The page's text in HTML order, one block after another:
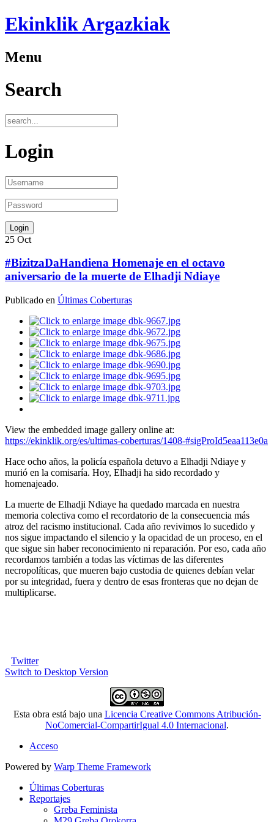
Ekinklik Argazkiak
Menu
Search
Login
25 Oct
#BizitzaDaHandiena Homenaje en el octavo
aniversario de la muerte de Elhadji Ndiaye
Publicado en Últimas Coberturas
View the embedded image gallery online at:
https://ekinklik.org/es/ultimas-coberturas/1408-#sigProId5eaa113e0a
Hace ocho años, la policía española detuvo a Elhadji Ndiaye y
murió en la comisaría. Hoy, Elhadji ha sido recordado y
homenajeado.
La muerte de Elhadji Ndiaye ha quedado marcada en nuestra
memoria colectiva como el recordatorio de la consecuencia más
atroz del racismo institucional. Cada año revivimos lo sucedido y
nos sigue impactando el silencio y la opacidad de un proceso, en el
que sigue sin haber reconocimiento ni reparación. Por eso, cada año
recordamos también a todas las víctimas de las diferentes
necropolíticas, que mueren bajo custodia de quienes debían velar
por su integridad, fuera y dentro de esas fronteras que no dejan de
multiplicarse.
Twitter
Switch to Desktop Version
Esta obra está bajo una Licencia Creative Commons Atribución-
NoComercial-CompartirIgual 4.0 Internacional.
Acceso
Powered by Warp Theme Framework
Últimas Coberturas
Reportajes
Greba Feminista